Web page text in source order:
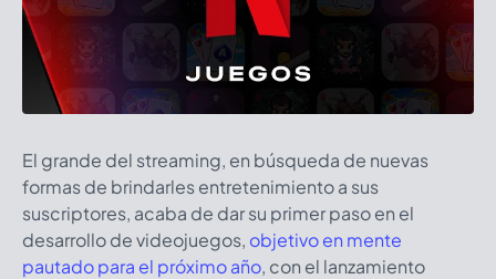
El grande del streaming, en búsqueda de nuevas
formas de brindarles entretenimiento a sus
suscriptores, acaba de dar su primer paso en el
desarrollo de videojuegos, objetivo en mente
pautado para el próximo año, con el lanzamiento